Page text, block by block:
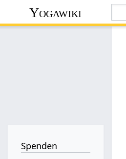
Yogawiki
Spenden